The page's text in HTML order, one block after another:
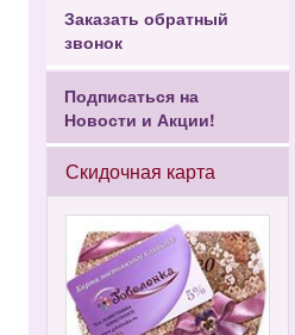
Заказать обратный
звонок
Подписаться на
Новости и Акции!
Скидочная карта